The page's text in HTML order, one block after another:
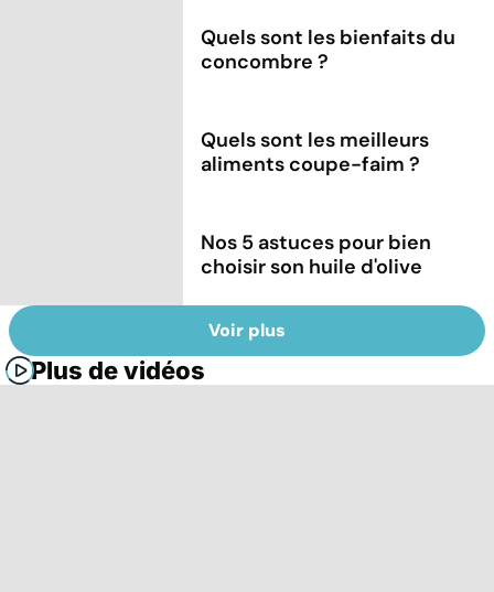
Quels sont les bienfaits du
concombre ?
Quels sont les meilleurs
aliments coupe-faim ?
Nos 5 astuces pour bien
choisir son huile d'olive
Voir plus
Plus de vidéos